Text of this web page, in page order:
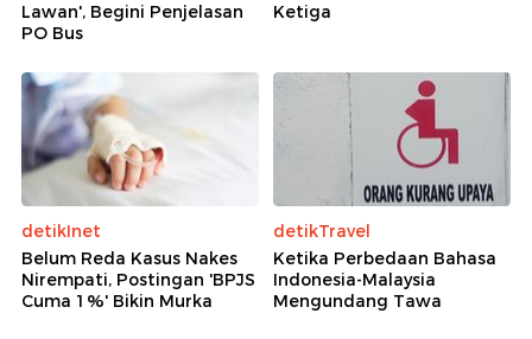
Lawan', Begini Penjelasan
PO Bus
Ketiga
detikInet
Belum Reda Kasus Nakes
Nirempati, Postingan 'BPJS
Cuma 1%' Bikin Murka
detikTravel
Ketika Perbedaan Bahasa
Indonesia-Malaysia
Mengundang Tawa